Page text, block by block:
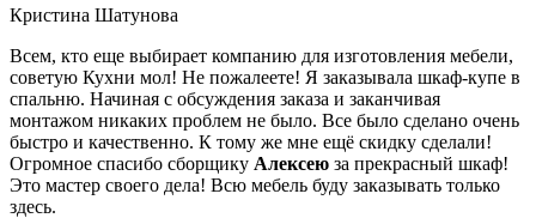
Кристина Шатунова
Всем, кто еще выбирает компанию для изготовления мебели,
советую Кухни мол! Не пожалеете! Я заказывала шкаф-купе в
спальню. Начиная с обсуждения заказа и заканчивая
монтажом никаких проблем не было. Все было сделано очень
быстро и качественно. К тому же мне ещё скидку сделали!
Огромное спасибо сборщику Алексею за прекрасный шкаф!
Это мастер своего дела! Всю мебель буду заказывать только
здесь.